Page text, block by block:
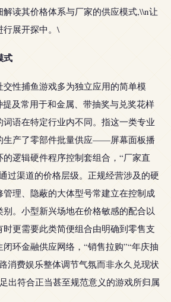
读其价格体系与厂家的供应模式,\\n让
行展开探中。\
式
性捕鱼游戏多为独立应用的简单模
及常用于和金属、带抽奖与兑奖花样
语在特定行业内不同。指这一类专业
生产了零部件批量供应——屏幕面板播
逻辑硬件程序控制套组合，“厂家直
过渠道的价格层级。正规经营涉及的硬
理、隐蔽的大体型号常建立在控制成
。小型新兴场地在价格敏感的配合以
更需要此类简便组合由明确到零售支
环金融供应网络，“销售拉购”“年庆抽
消费娱乐整体调节气氛而非永久兑现状
出符合正当甚至规范意义的游戏所归属